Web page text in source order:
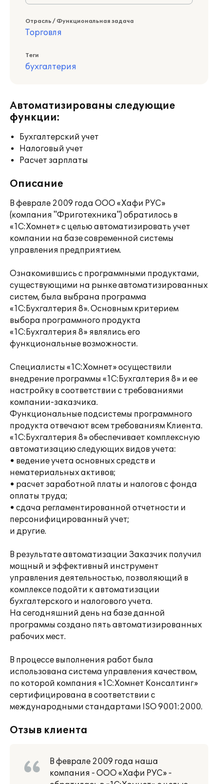
Отрасль / Функциональная задача
Торговля
Теги
бухгалтерия
Автоматизированы следующие
функции:
Бухгалтерский учет
Налоговый учет
Расчет зарплаты
Описание
В феврале 2009 года ООО «Хафи РУС»
(компания "Фриготехника") обратилось в
«1С:Хомнет» с целью автоматизировать учет
компании на базе современной системы
управления предприятием.
Ознакомившись с программными продуктами,
существующими на рынке автоматизированных
систем, была выбрана программа
«1С:Бухгалтерия 8». Основным критерием
выбора программного продукта
«1С:Бухгалтерия 8» являлись его
функциональные возможности.
Специалисты «1С:Хомнет» осуществили
внедрение программы «1С:Бухгалтерия 8» и ее
настройку в соответствии с требованиями
компании-заказчика.
Функциональные подсистемы программного
продукта отвечают всем требованиям Клиента.
«1С:Бухгалтерия 8» обеспечивает комплексную
автоматизацию следующих видов учета:
• ведение учета основных средств и
нематериальных активов;
• расчет заработной платы и налогов с фонда
оплаты труда;
• сдача регламентированной отчетности и
персонифицированный учет;
и другие.
В результате автоматизации Заказчик получил
мощный и эффективный инструмент
управления деятельностью, позволяющий в
комплексе подойти к автоматизации
бухгалтерского и налогового учета.
На сегодняшний день на базе данной
программы создано пять автоматизированных
рабочих мест.
В процессе выполнения работ была
использована система управления качеством,
по которой компания «1С:Хомнет Консалтинг»
сертифицирована в соответствии с
международными стандартами ISO 9001:2000.
Отзыв клиента
В феврале 2009 года наша
компания - ООО «Хафи РУС» -